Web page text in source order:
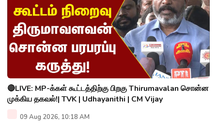
🔴LIVE: MP-க்கள் கூட்டத்திற்கு பிறகு Thirumavalan சொன்ன
முக்கிய தகவல்!| TVK | Udhayanithi | CM Vijay
09 Aug 2026, 10:18 AM